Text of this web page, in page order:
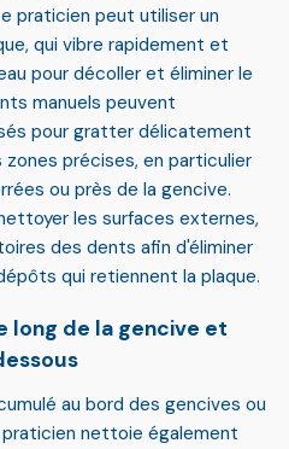
praticien peut utiliser un
, qui vibre rapidement et
pour décoller et éliminer le
manuels peuvent
pour gratter délicatement
précises, en particulier
ou près de la gencive.
les surfaces externes,
des dents afin d'éliminer
qui retiennent la plaque.
long de la gencive et
au bord des gencives ou
nettoie également